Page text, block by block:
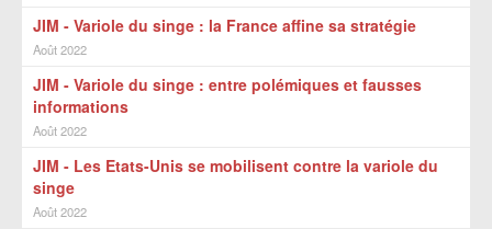
JIM - Variole du singe : la France affine sa stratégie
Août 2022
JIM - Variole du singe : entre polémiques et fausses
informations
Août 2022
JIM - Les Etats-Unis se mobilisent contre la variole du
singe
Août 2022